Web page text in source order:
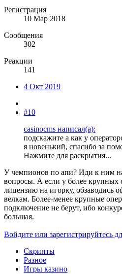
Регистрация
10 Мар 2018
Сообщения
302
Реакции
141
4 Окт 2019
#10
casinocms написал(а):
подскажите а как у
я новенький, спасибо за
Нажмите для раскрытия...
У чемпионов по апи? Иди к ним на
вопросы. А если у более крупных
лицензию на игорку, обзаводись
велкам. Более-менее крупные
подключение не берут, ибо
большая.
Войдите или зарегистрируйтесь
Скрипты
Разное
Игры казино